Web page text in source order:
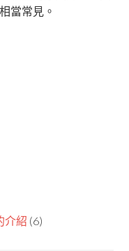
當常見。
介紹 (6)